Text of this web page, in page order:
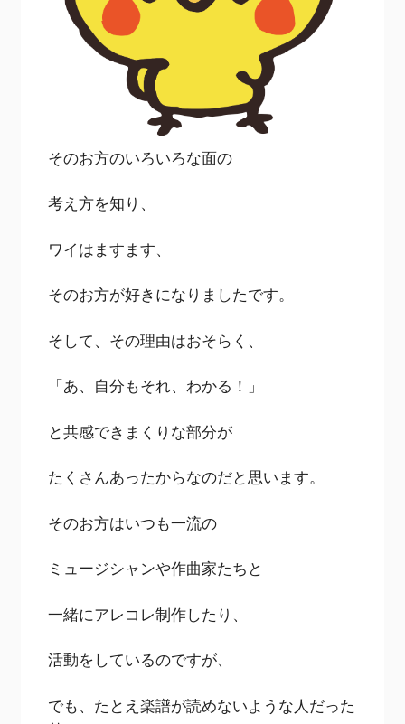
そのお方のいろいろな面の
考え方を知り、
ワイはますます、
そのお方が好きになりましたです。
そして、その理由はおそらく、
「あ、自分もそれ、わかる！」
と共感できまくりな部分が
たくさんあったからなのだと思います。
そのお方はいつも一流の
ミュージシャンや作曲家たちと
一緒にアレコレ制作したり、
活動をしているのですが、
でも、たとえ楽譜が読めないような人だった